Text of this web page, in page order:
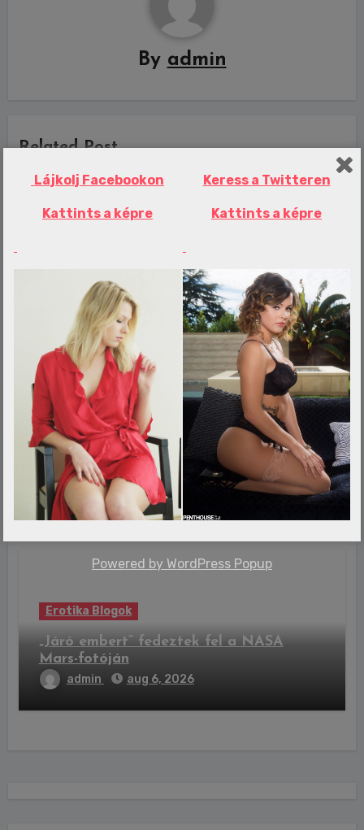
By admin
Related Post
Eddig még soha nem látott anyagot
hozott létre a hirosimai atomtámadás
admin aug 6, 2026
Erotika Blogok
Tovább drágulnak a számítógépek,
újabb PC-alkatrész ára emelkedik
admin aug 6, 2026
Erotika Blogok
„Járó embert” fedeztek fel a NASA
Mars-fotóján
admin aug 6, 2026
Lájkolj Facebookon
Kattints a képre
Keress a Twitteren
Kattints a képre
Powered by WordPress Popup